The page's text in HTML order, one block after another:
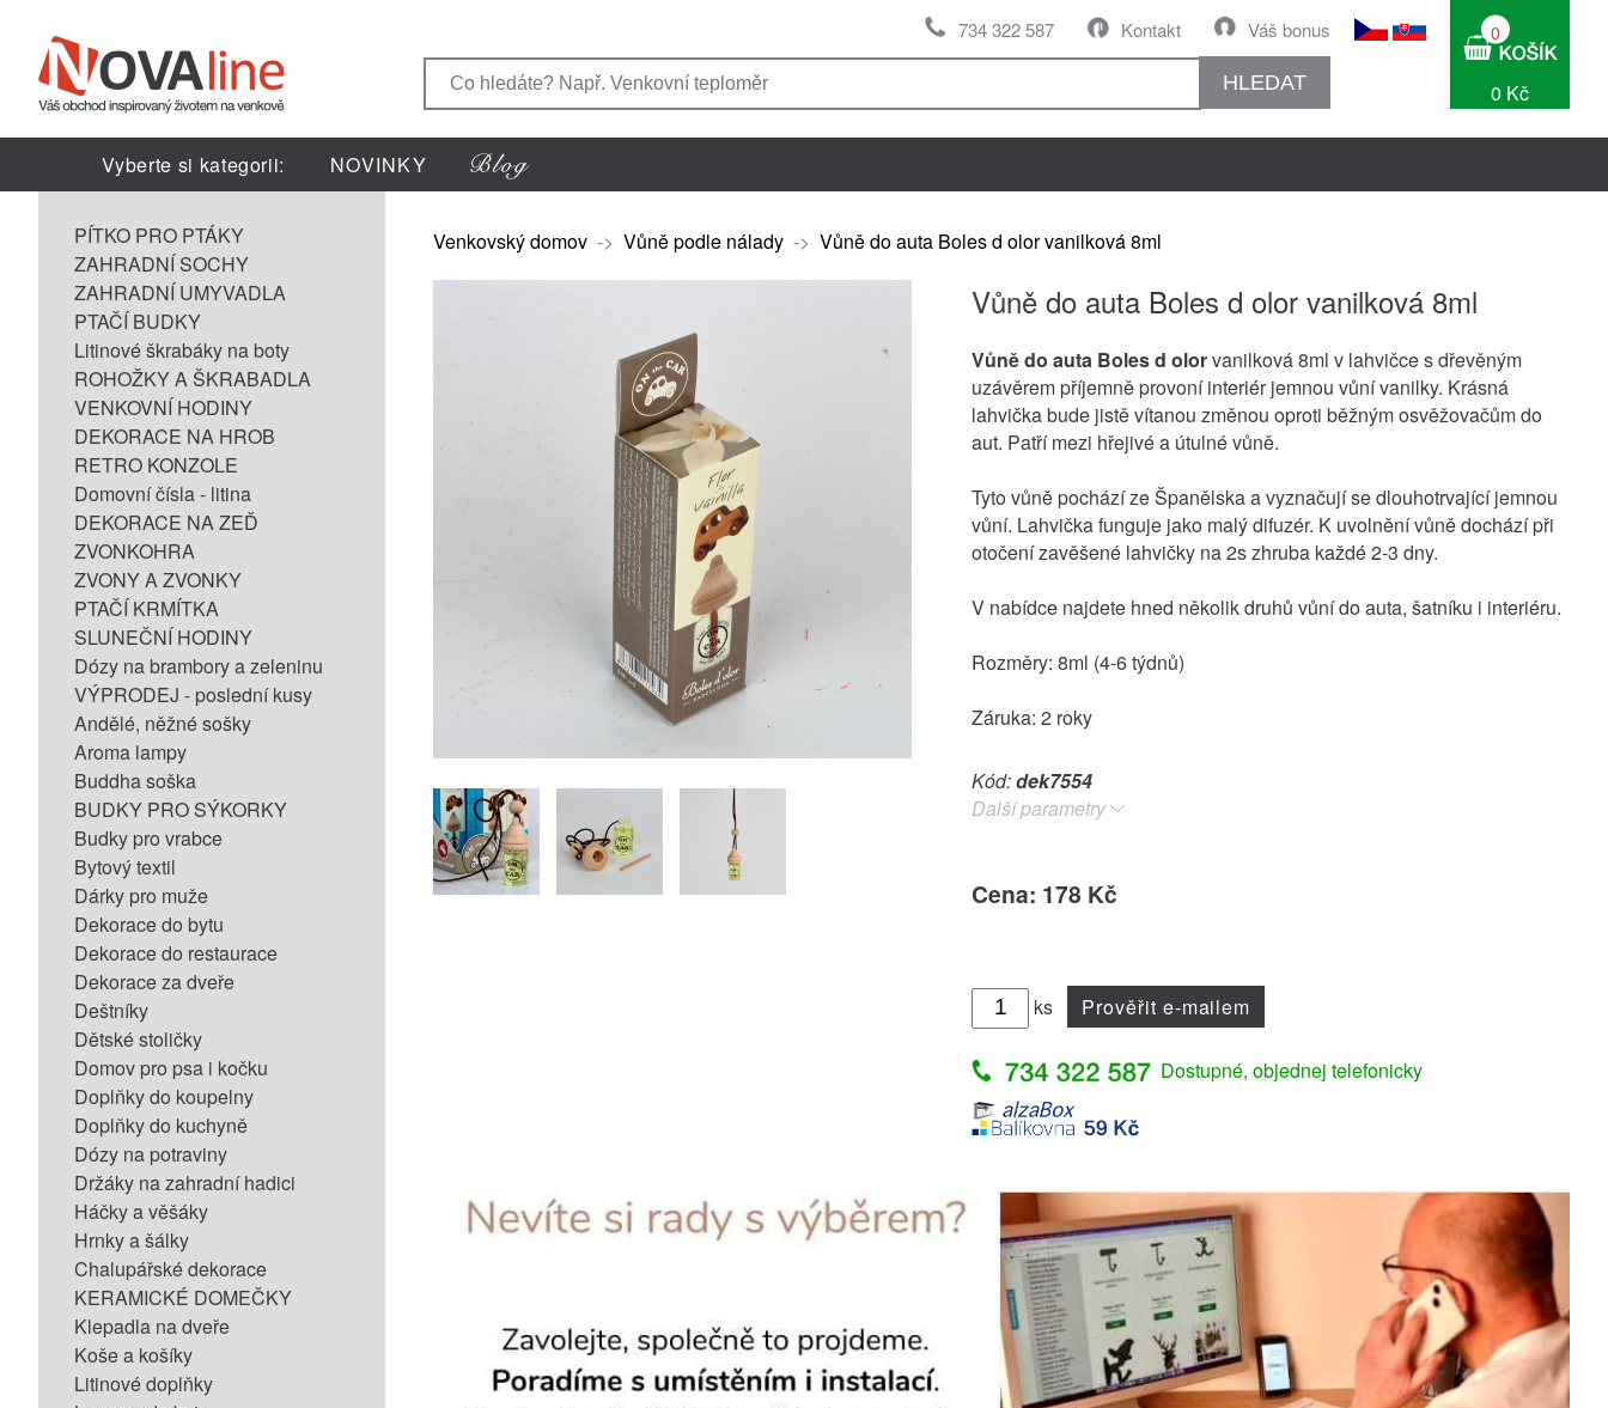
Váš bonus
Kontakt
734 322 587
HLEDAT
0
0 Kč
Vyberte si kategorii: NOVINKY
PÍTKO PRO PTÁKY
ZAHRADNÍ SOCHY
ZAHRADNÍ UMYVADLA
PTAČÍ BUDKY
Litinové škrabáky na boty
ROHOŽKY A ŠKRABADLA
VENKOVNÍ HODINY
DEKORACE NA HROB
RETRO KONZOLE
Domovní čísla - litina
DEKORACE NA ZEĎ
ZVONKOHRA
ZVONY A ZVONKY
PTAČÍ KRMÍTKA
SLUNEČNÍ HODINY
Dózy na brambory a zeleninu
VÝPRODEJ - poslední kusy
Andělé, něžné sošky
Aroma lampy
Buddha soška
BUDKY PRO SÝKORKY
Budky pro vrabce
Bytový textil
Dárky pro muže
Dekorace do bytu
Dekorace do restaurace
Dekorace za dveře
Deštníky
Dětské stoličky
Domov pro psa i kočku
Doplňky do koupelny
Doplňky do kuchyně
Dózy na potraviny
Držáky na zahradní hadici
Háčky a věšáky
Hrnky a šálky
Chalupářské dekorace
KERAMICKÉ DOMEČKY
Klepadla na dveře
Koše a košíky
Litinové doplňky
Venkovský domov -> Vůně podle nálady -> Vůně do auta Boles d olor vanilková 8ml
Vůně do auta Boles d olor vanilková 8ml
Vůně do auta Boles d olorvanilková 8ml v lahvičce s dřevěným
uzávěrem příjemně provoní interiér jemnou vůní vanilky. Krásná
lahvička bude jistě vítanou změnou oproti běžným osvěžovačům do
aut. Patří mezi hřejivé a útulné vůně.
Tyto vůně pochází ze Španělska a vyznačují se dlouhotrvající jemnou
vůní. Lahvička funguje jako malý difuzér. K uvolnění vůně dochází při
otočení zavěšené lahvičky na 2s zhruba každé 2-3 dny.
V nabídce najdete hned několik druhů vůní do auta, šatníku i interiéru.
Rozměry: 8ml (4-6 týdnů)
Záruka: 2 roky
Kód:dek7554
Další parametry
Cena: 178 Kč
ks Prověřit e-mailem
Dostupné, objednej telefonicky